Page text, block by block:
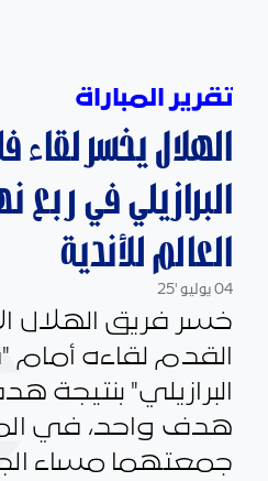
تقرير المباراة
الهلال يخسر لقاء
البرازيلي في ربع
العالم للأندية
04 يوليو '25
خسر فريق الهلال
القدم لقاءه
البرازيلي" بنتيجة
هدف واحد، في
جمعتهما مساء